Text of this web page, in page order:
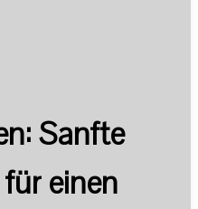
Sanfte
einen